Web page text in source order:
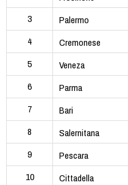
3
Palermo
4
Cremonese
5
Veneza
6
Parma
7
Bari
8
Salernitana
9
Pescara
10
Cittadella